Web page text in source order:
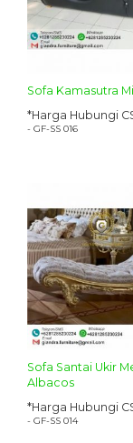
Sofa Kamasutra
*Harga Hubungi
- GF-SS 016
Sofa Santai Ukir
Albacos
*Harga Hubungi
- GF-SS 014